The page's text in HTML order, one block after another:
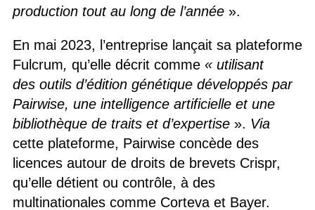
production tout au long de l’année».
En mai 2023, l’entreprise lançait sa plateforme
Fulcrum, qu’elle décrit comme « utilisant
des outils d’édition génétique développés par
Pairwise, une intelligence artificielle et une
bibliothèque de traits et d’expertise ». Via
cette plateforme, Pairwise concède des
licences autour de droits de brevets Crispr,
qu’elle détient ou contrôle, à des
multinationales comme Corteva et Bayer.